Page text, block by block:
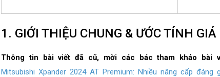
1. GIỚI THIỆU CHUNG & ƯỚC TÍNH
Thông tin bài viết đã cũ, mời các bác tham khảo bài
Mitsubishi Xpander 2024 AT Premium: Nhiều nâng cấp đáng